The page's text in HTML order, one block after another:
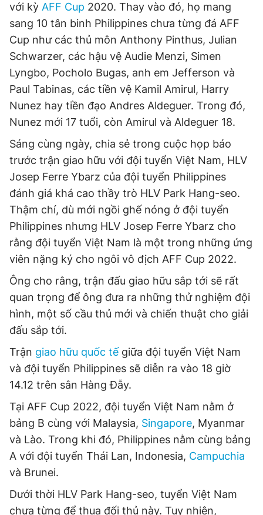
với kỳ AFF Cup 2020. Thay vào đó, họ mang
sang 10 tân binh Philippines chưa từng đá AFF
Cup như các thủ môn Anthony Pinthus, Julian
Schwarzer, các hậu vệ Audie Menzi, Simen
Lyngbo, Pocholo Bugas, anh em Jefferson và
Paul Tabinas, các tiền vệ Kamil Amirul, Harry
Nunez hay tiền đạo Andres Aldeguer. Trong đó,
Nunez mới 17 tuổi, còn Amirul và Aldeguer 18.
Sáng cùng ngày, chia sẻ trong cuộc họp báo
trước trận giao hữu với đội tuyển Việt Nam, HLV
Josep Ferre Ybarz của đội tuyển Philippines
đánh giá khá cao thầy trò HLV Park Hang-seo.
Thậm chí, dù mới ngồi ghế nóng ở đội tuyển
Philippines nhưng HLV Josep Ferre Ybarz cho
rằng đội tuyển Việt Nam là một trong những ứng
viên nặng ký cho ngôi vô địch AFF Cup 2022.
Ông cho rằng, trận đấu giao hữu sắp tới sẽ rất
quan trọng để ông đưa ra những thử nghiệm đội
hình, một số cầu thủ mới và chiến thuật cho giải
đấu sắp tới.
Trận giao hữu quốc tế giữa đội tuyển Việt Nam
và đội tuyển Philippines sẽ diễn ra vào 18 giờ
14.12 trên sân Hàng Đẫy.
Tại AFF Cup 2022, đội tuyển Việt Nam nằm ở
bảng B cùng với Malaysia, Singapore, Myanmar
và Lào. Trong khi đó, Philippines nằm cùng bảng
A với đội tuyển Thái Lan, Indonesia, Campuchia
và Brunei.
Dưới thời HLV Park Hang-seo, tuyển Việt Nam
chưa từng để thua đối thủ này. Tuy nhiên,